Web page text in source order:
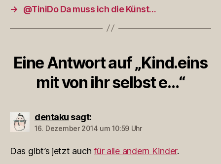
→
@TiniDo Da muss ich die Künst…
Eine Antwort auf „Kind.eins
mit von ihr selbst e…“
dentaku sagt:
16. Dezember 2014 um 10:59 Uhr
Das gibt’s jetzt auchfür alle andern Kinder.